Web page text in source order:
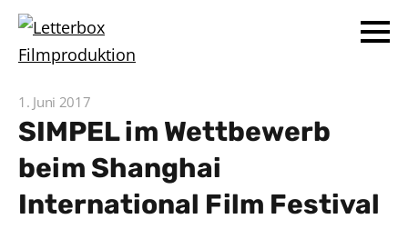
1. Juni 2017
SIMPEL im Wettbewerb
beim Shanghai
International Film Festival